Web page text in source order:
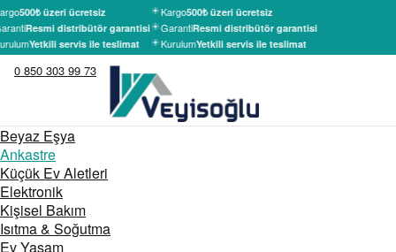
500₺ üzeri ücretsiz
Resmi distribütör garantisi
Yetkili servis ile teslimat
Kargo500₺ üzeri ücretsiz
GarantiResmi distribütör garantisi
KurulumYetkili servis ile teslimat
0 850 303 99 73
Beyaz Eşya
Ankastre
Küçük Ev Aletleri
Elektronik
Kişisel Bakım
Isıtma & Soğutma
Ev Yaşam